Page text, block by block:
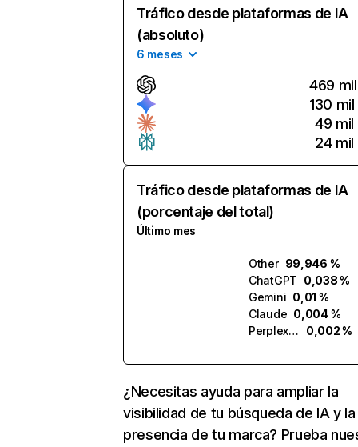
Tráfico desde plataformas de IA
(absoluto)
6 meses
469 mil
130 mil
49 mil
24 mil
Tráfico desde plataformas de IA
(porcentaje del total)
Último mes
Other 99,946 %
ChatGPT 0,038 %
Gemini 0,01 %
Claude 0,004 %
Perplexity
0,002 %
¿Necesitas ayuda para ampliar la
visibilidad de tu búsqueda de IA y la
presencia de tu marca? Prueba